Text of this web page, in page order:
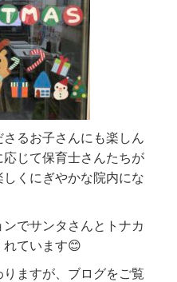
るお子さんにも楽しん
じて保育士さんたちが
くにぎやかな院内にな
でサンタさんとトナカ
れています😊
ますが、ブログをご覧